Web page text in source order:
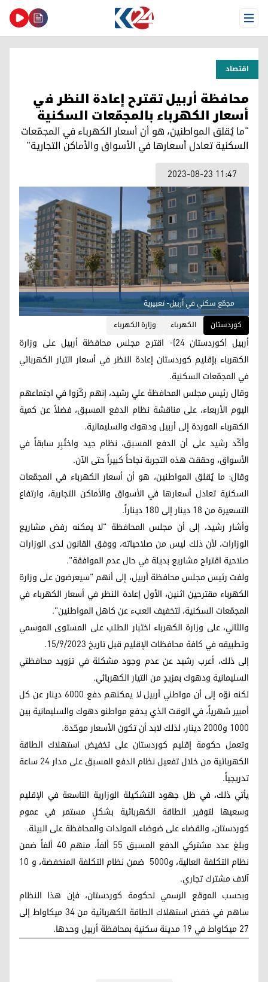
Open Menu
اقتصاد
محافظة أربيل تقترح إعادة النظر في
أسعار الكهرباء بالمجمّعات السكنية
"ما يُقلق المواطنين، هو أن أسعار الكهرباء في المجمّعات
السكنية تعادل أسعارها في الأسواق والأماكن التجارية"
2023-08-23 11:47
مجمّع سكني في أربيل- تعبيرية
کوردستان
الكهرباء وزارة الكهرباء
أربيل (كوردستان 24)- اقترح مجلس محافظة أربيل على وزارة
الكهرباء بإقليم كوردستان إعادة النظر في أسعار التيار الكهربائي
في المجمّعات السكنية.
وقال رئيس مجلس المحافظة علي رشيد، إنهم ركّزوا في اجتماعهم
اليوم الأربعاء، على مناقشة نظام الدفع المسبق، فضلاً عن كمية
الكهرباء الموردة إلى أربيل ودهوك والسليمانية.
وأكّد رشيد على أن الدفع المسبق، نظام جيد واختُبِر سابقاً في
الأسواق، وحققت هذه التجربة نجاحاً كبيراً حتى الآن.
وقال: ما يُقلق المواطنين، هو أن أسعار الكهرباء في المجمّعات
السكنية تعادل أسعارها في الأسواق والأماكن التجارية، وارتفاع
التسعيرة من 18 دينار إلى 180 ديناراً.
وأشار رشيد، إلى أن مجلس المحافظة "لا يمكنه رفض مشاريع
الوزارات، لأن ذلك ليس من صلاحياته، ووفق القانون لدى الوزارات
صلاحية اقتراح مشاريع بديلة في حال عدم الموافقة".
ولفت رئيس مجلس محافظة أربيل، إلى أنهم "سيعرضون على وزارة
الكهرباء مقترحين اثنين، الأول إعادة النظر في أسعار الكهرباء في
المجمّعات السكنية، لتخفيف العبء عن كاهل المواطنين".
والثاني، على وزارة الكهرباء اختبار الطلب على المستوى الموسمي
وتطبيقه في كافة محافظات الإقليم قبل تاريخ 15/9/2023.
إلى ذلك، أعرب رشيد عن عدم وجود مشكلة في تزويد محافظتي
السليمانية ودهوك بمزيدٍ من التيار الكهربائي.
لكنه نوّه إلى أن مواطني أربيل لا يمكنهم دفع 6000 دينار عن كل
أمبير شهرياً، في الوقت الذي يدفع مواطنو دهوك والسليمانية بين
1000 و2000 دينار، لذلك لابد أن تكون الأسعار موحّدة.
وتعمل حكومة إقليم كوردستان على تخفيض استهلاك الطاقة
الكهربائية من خلال تفعيل نظام الدفع المسبق على مدار 24 ساعة
تدريجياً.
يأتي ذلك، في ظل جهود التشكيلة الوزارية التاسعة في الإقليم
وسعيها لتوفير الطاقة الكهربائية بشكلٍ مستمر في عموم
كوردستان، والقضاء على ضوضاء المولدات والمحافظة على البيئة.
وبلغ عدد مشتركي الدفع المسبق 55 ألفاً، منهم 40 ألفاً ضمن
نظام التكلفة العالية، و5000 ضمن نظام التكلفة المنخفضة، و 10
آلاف مشترك تجاري.
وبحسب الموقع الرسمي لحكومة كوردستان، فإن هذا النظام
ساهم في خفض استهلاك الطاقة الكهربائية من 34 ميكاواط إلى
27 ميكاواط في 19 مدينة سكنية بمحافظة أربيل وحدها.